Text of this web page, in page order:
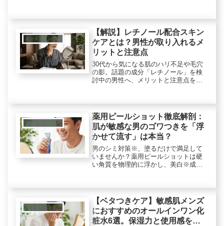
力を徹底検証。
メンズスキンケア
【解説】レチノール配合スキン
ケアとは？男性が取り入れるメ
リットと注意点
30代から気になる肌のハリ不足や毛穴
の影。話題の成分「レチノール」を検
討中の男性へ、メリットと注意点を詳
の「パルミチン酸レチノール」の魅力
など、失敗を防ぐロジックを伝授。
メンズスキンケア
薬用ピールショット徹底解剖：
肌が敏感な男のゴワつきを「浮
かせて流す」は本当？
男のシミ対策※、塗るだけで満足して
いませんか？薬用ピールショットは硬
い角質を物理的に浮かし、美白※成分
は。敏感肌でも使いやすい？RF28との
違いも含めて実機レビュー。（※メラ
ニンの生成を抑えて、シミ・そばかす
を防ぐ）
メンズスキンケア
【ベタつきケア】敏感肌メンズ
におすすめのオールインワン化
粧水6選。保湿力と使用感を徹